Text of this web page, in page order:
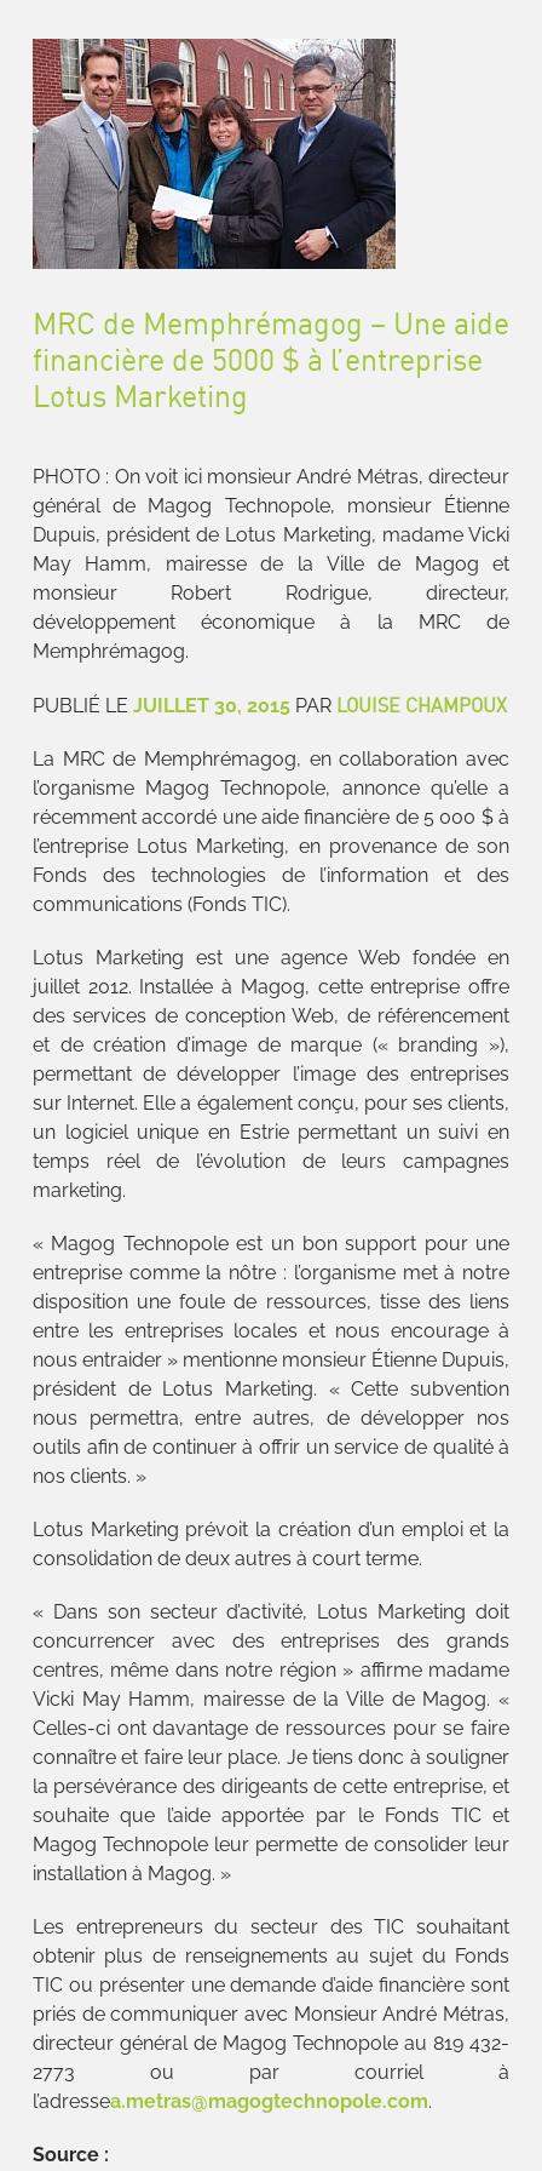
MRC de Memphrémagog – Une aide
financière de 5000 $ à l’entreprise
Lotus Marketing
PHOTO : On voit ici monsieur André Métras, directeur
général de Magog Technopole, monsieur Étienne
Dupuis, président de Lotus Marketing, madame Vicki
May Hamm, mairesse de la Ville de Magog et
monsieur Robert Rodrigue, directeur,
développement économique à la MRC de
Memphrémagog.
PUBLIÉ LE JUILLET 30, 2015PAR LOUISE CHAMPOUX
La MRC de Memphrémagog, en collaboration avec
l’organisme Magog Technopole, annonce qu’elle a
récemment accordé une aide financière de 5 000 $ à
l’entreprise Lotus Marketing, en provenance de son
Fonds des technologies de l’information et des
communications (Fonds TIC).
Lotus Marketing est une agence Web fondée en
juillet 2012. Installée à Magog, cette entreprise offre
des services de conception Web, de référencement
et de création d’image de marque (« branding »),
permettant de développer l’image des entreprises
sur Internet. Elle a également conçu, pour ses clients,
un logiciel unique en Estrie permettant un suivi en
temps réel de l’évolution de leurs campagnes
marketing.
« Magog Technopole est un bon support pour une
entreprise comme la nôtre : l’organisme met à notre
disposition une foule de ressources, tisse des liens
entre les entreprises locales et nous encourage à
nous entraider » mentionne monsieur Étienne Dupuis,
président de Lotus Marketing. « Cette subvention
nous permettra, entre autres, de développer nos
outils afin de continuer à offrir un service de qualité à
nos clients. »
Lotus Marketing prévoit la création d’un emploi et la
consolidation de deux autres à court terme.
« Dans son secteur d’activité, Lotus Marketing doit
concurrencer avec des entreprises des grands
centres, même dans notre région » affirme madame
Vicki May Hamm, mairesse de la Ville de Magog. «
Celles-ci ont davantage de ressources pour se faire
connaître et faire leur place. Je tiens donc à souligner
la persévérance des dirigeants de cette entreprise, et
souhaite que l’aide apportée par le Fonds TIC et
Magog Technopole leur permette de consolider leur
installation à Magog. »
Les entrepreneurs du secteur des TIC souhaitant
obtenir plus de renseignements au sujet du Fonds
TIC ou présenter une demande d’aide financière sont
priés de communiquer avec Monsieur André Métras,
directeur général de Magog Technopole au 819 432-
2773 ou par courriel à
l’adressea.metras@magogtechnopole.com.
Source :